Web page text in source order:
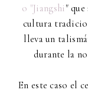
o "Jiangshi "
cultura
lleva un
durante la
En este caso el